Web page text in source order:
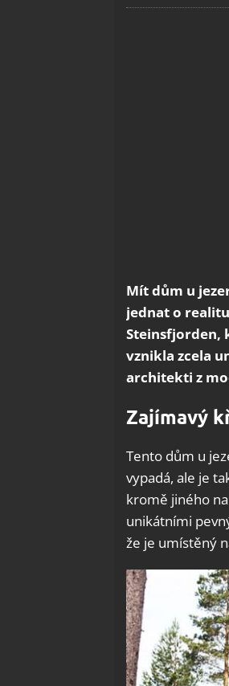
Mít dům u
jednat o
Steinsfjorden,
vznikla zcela
architekti z
Zajímavý
Tento dům u
vypadá, ale je
kromě jiného
unikátními
že je umístěný